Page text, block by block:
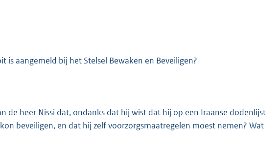
is aangemeld bij het Stelsel Bewaken en Beveiligen?
de heer Nissi dat, ondanks dat hij wist dat hij op een Iraanse dodenlijst
beveiligen, en dat hij zelf voorzorgsmaatregelen moest nemen? Wat